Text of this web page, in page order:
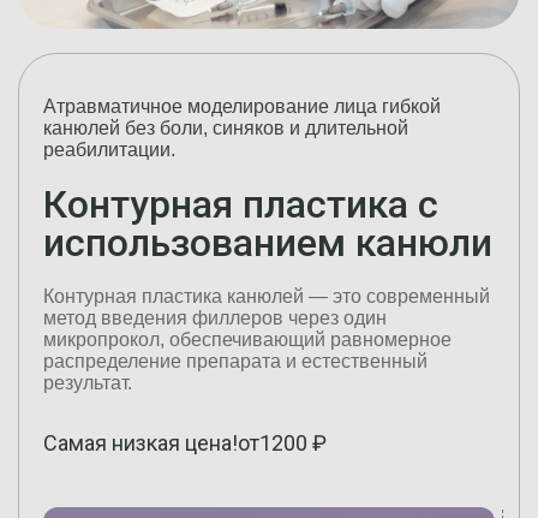
Атравматичное моделирование лица гибкой
канюлей без боли, синяков и длительной
реабилитации.
Контурная пластика с
использованием канюли
Контурная пластика канюлей — это современный
метод введения филлеров через один
микропрокол, обеспечивающий равномерное
распределение препарата и естественный
результат.
Самая низкая цена!от1200 ₽